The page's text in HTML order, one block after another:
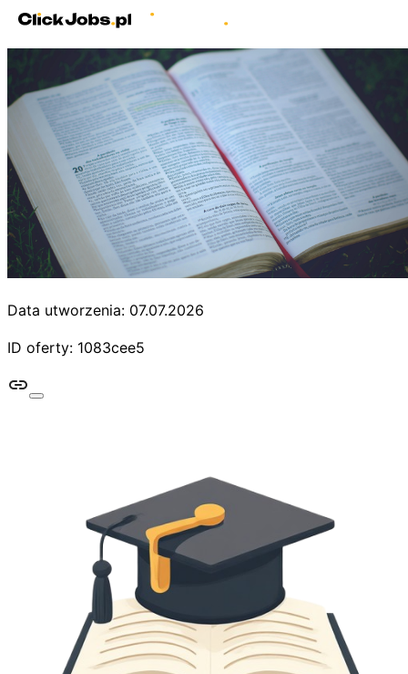
Data utworzenia: 07.07.2026
ID oferty: 1083cee5